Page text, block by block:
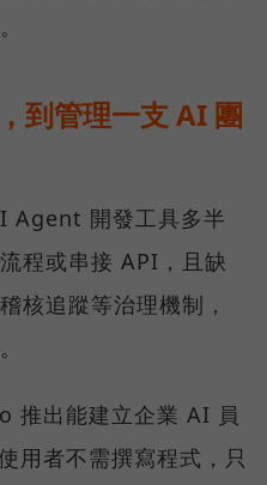
到管理一支 AI 團
Agent 開發工具多半
程或串接 API，且缺
核追蹤等治理機制，
推出能建立企業 AI 員
用者不需撰寫程式，只